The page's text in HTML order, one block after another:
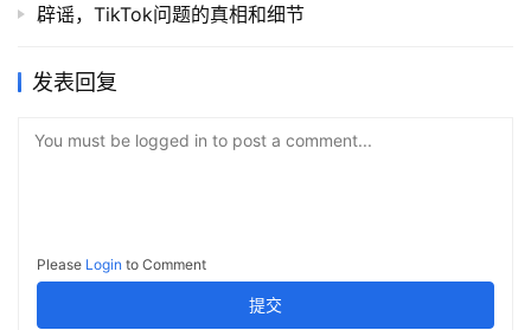
辟谣，TikTok问题的真相和细节
发表回复
You must be logged in to post a comment...
Please Login to Comment
提交